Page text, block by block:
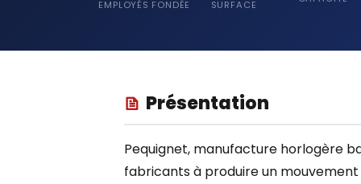
EMPLOYÉS FONDÉE SURFACE
Présentation
Pequignet, manufacture horlogère
fabricants à produire un